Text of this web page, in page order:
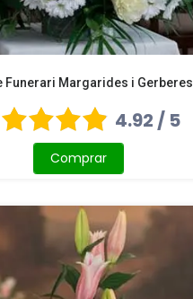
Funerari Margarides i Gerberes
4.92 / 5
Comprar